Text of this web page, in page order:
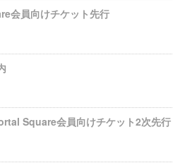
会員向けチケット先行
Square会員向けチケット2次先行